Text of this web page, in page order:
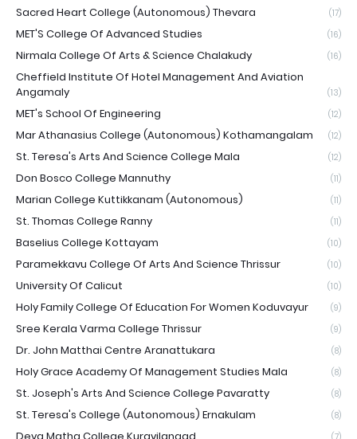
Sacred Heart College (Autonomous) Thevara (17)
MET'S College Of Advanced Studies (16)
Nirmala College Of Arts & Science Chalakudy (16)
Cheffield Institute Of Hotel Management And Aviation
Angamaly
(13)
MET's School Of Engineering (12)
Mar Athanasius College (Autonomous) Kothamangalam (12)
St. Teresa's Arts And Science College Mala (12)
Don Bosco College Mannuthy (11)
Marian College Kuttikkanam (Autonomous) (11)
St. Thomas College Ranny (11)
Baselius College Kottayam (10)
Paramekkavu College Of Arts And Science Thrissur (10)
University Of Calicut (10)
Holy Family College Of Education For Women Koduvayur (9)
Sree Kerala Varma College Thrissur (9)
Dr. John Matthai Centre Aranattukara (8)
Holy Grace Academy Of Management Studies Mala (8)
St. Joseph's Arts And Science College Pavaratty (8)
St. Teresa's College (Autonomous) Ernakulam (8)